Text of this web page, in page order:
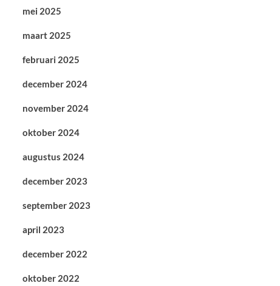
mei 2025
maart 2025
februari 2025
december 2024
november 2024
oktober 2024
augustus 2024
december 2023
september 2023
april 2023
december 2022
oktober 2022